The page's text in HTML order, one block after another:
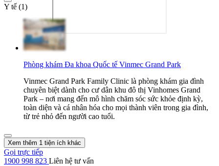
Y tế (1)
Phòng khám Đa khoa Quốc tế Vinmec Grand Park
Vinmec Grand Park Family Clinic là phòng khám gia đình
chuyên biệt dành cho cư dân khu đô thị Vinhomes Grand
Park – nơi mang đến mô hình chăm sóc sức khỏe định kỳ,
toàn diện và cá nhân hóa cho mọi thành viên trong gia đình,
từ trẻ nhỏ đến người cao tuổi.
Xem thêm 1 tiện ích khác
Gọi trực tiếp
1900 998 823 Liên hệ tư vấn